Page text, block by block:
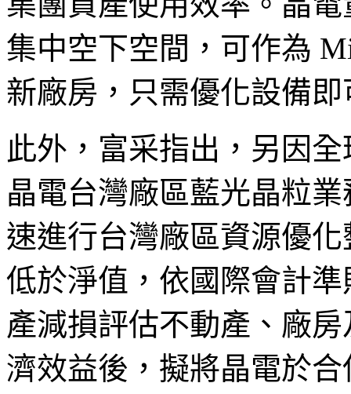
集中空下空間，可作為
新廠房，只需優化設備
此外，富采指出，另因
晶電台灣廠區藍光晶粒
速進行台灣廠區資源優
低於淨值，依國際會計
產減損評估不動產、廠
濟效益後，擬將晶電於